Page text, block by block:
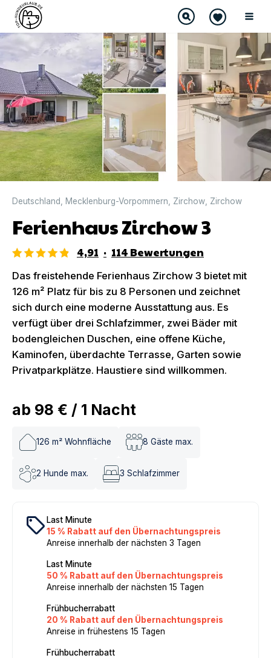
DIREKT BUCHBAR
Deutschland Mecklenburg-Vorpommern Zirchow Zirchow
Ferienhaus Zirchow 3
4,91 · 114 Bewertungen
Das freistehende Ferienhaus Zirchow 3 bietet mit
126 m² Platz für bis zu 8 Personen und zeichnet
sich durch eine moderne Ausstattung aus. Es
verfügt über drei Schlafzimmer, zwei Bäder mit
bodengleichen Duschen, eine offene Küche,
Kaminofen, überdachte Terrasse, Garten sowie
Privatparkplätze. Haustiere sind willkommen.
ab 98 € / 1 Nacht
126 m² Wohnfläche 8 Gäste max.
2 Hunde max. 3 Schlafzimmer
local_offer Last Minute
15 % Rabatt auf den Übernachtungspreis
Anreise innerhalb der nächsten 3 Tagen
Last Minute
50 % Rabatt auf den Übernachtungspreis
Anreise innerhalb der nächsten 15 Tagen
Frühbucherrabatt
20 % Rabatt auf den Übernachtungspreis
Anreise in frühestens 15 Tagen
Frühbucherrabatt